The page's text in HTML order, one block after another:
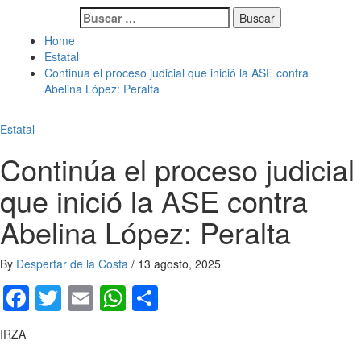
Buscar:
Home
Estatal
Continúa el proceso judicial que inició la ASE contra
Abelina López: Peralta
Estatal
Continúa el proceso judicial
que inició la ASE contra
Abelina López: Peralta
By Despertar de la Costa / 13 agosto, 2025
Facebook
Twitter
EmailWhatsApp
IRZA